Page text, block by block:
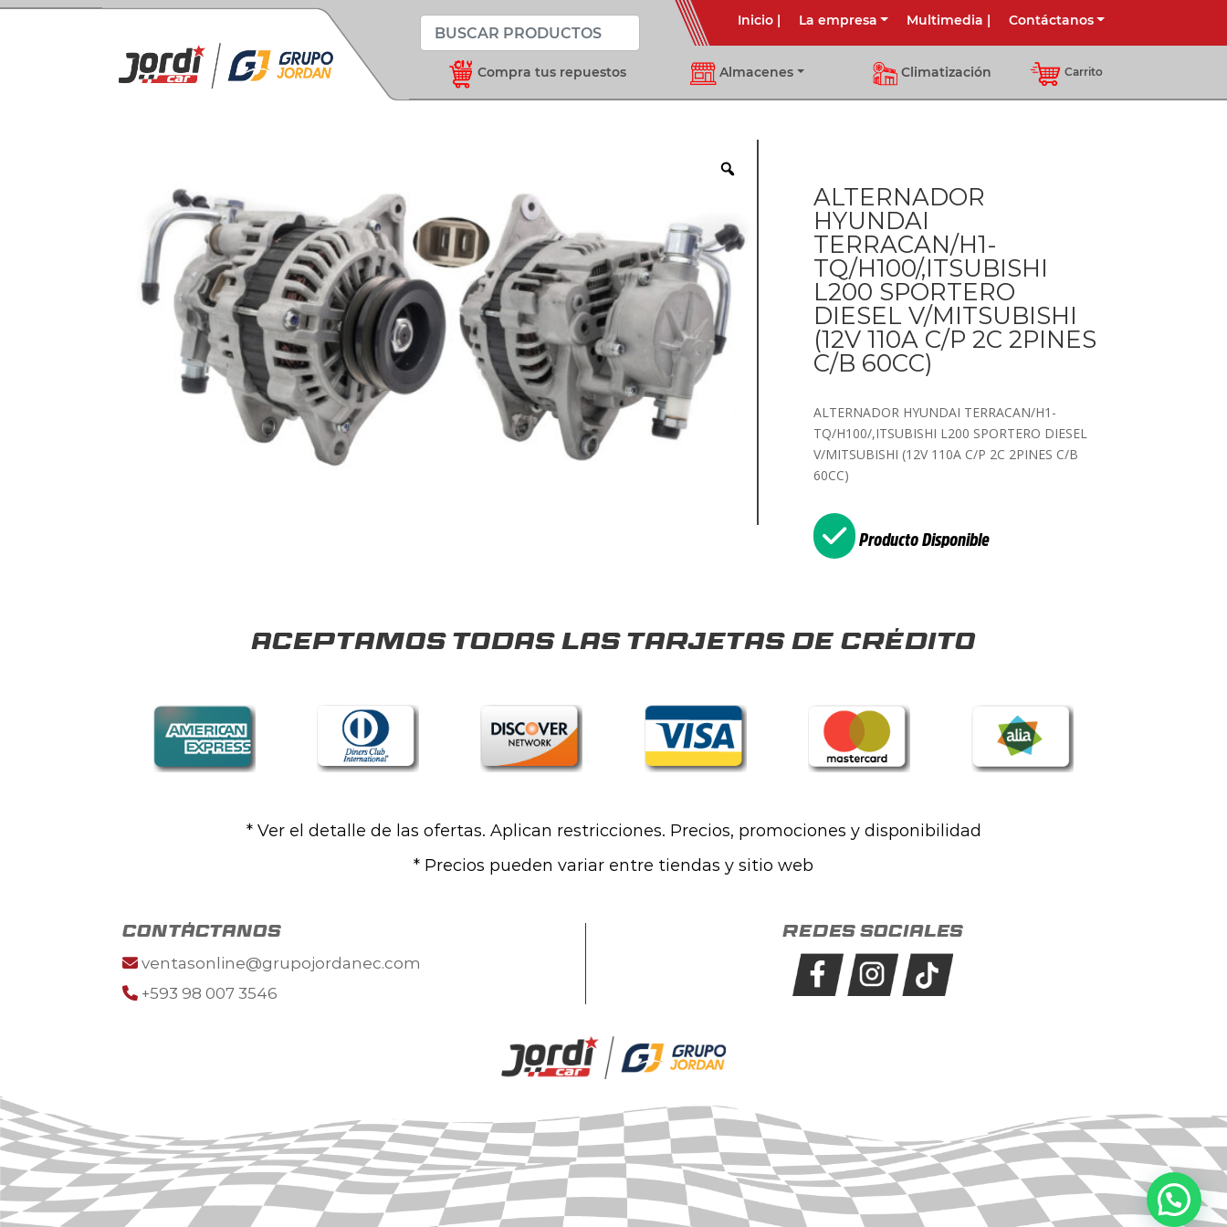
Inicio| La empresa Multimedia | Contáctanos
Compra tus repuestos Almacenes Climatización Carrito
ALTERNADOR
HYUNDAI
TERRACAN/H1-
TQ/H100/,ITSUBISHI
L200 SPORTERO
DIESEL V/MITSUBISHI
(12V 110A C/P 2C 2PINES
C/B 60CC)
ALTERNADOR HYUNDAI TERRACAN/H1-
TQ/H100/,ITSUBISHI L200 SPORTERO DIESEL
V/MITSUBISHI (12V 110A C/P 2C 2PINES C/B
60CC)
Producto Disponible
Aceptamos todas las tarjetas de crédito
* Ver el detalle de las ofertas. Aplican restricciones. Precios, promociones y disponibilidad
* Precios pueden variar entre tiendas y sitio web
contáctanos
ventasonline@grupojordanec.com
+593 98 007 3546
Redes sociales